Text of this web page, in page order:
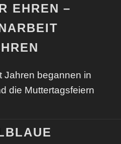
EHREN –
Jahren begannen in
die Muttertagsfeiern